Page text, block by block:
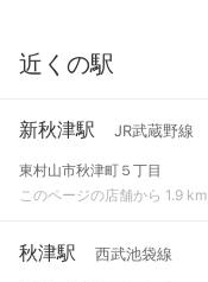
近くの駅
新秋津駅 JR武蔵野線
東村山市秋津町５丁目
このページの店舗から 1.9 km
秋津駅 西武池袋線